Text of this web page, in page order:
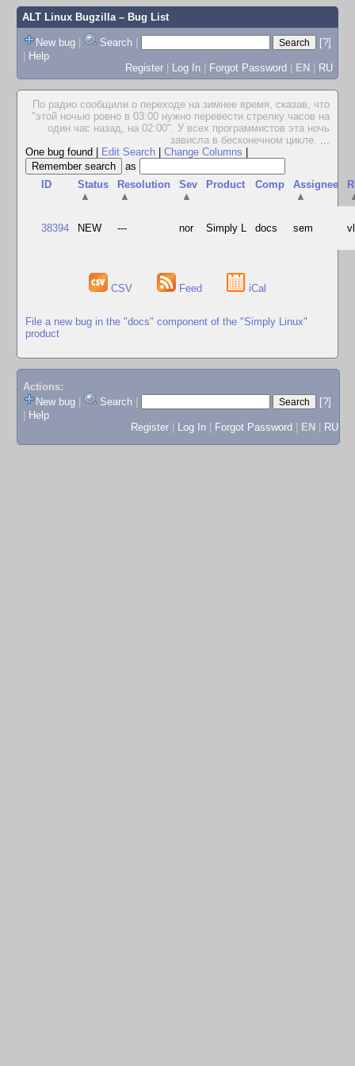
ALT Linux Bugzilla– Bug List
New bug | Search |
[?]
| Help
Register | Log In | Forgot Password | EN | RU
По радио сообщили о переходе на зимнее время, сказав, что
"этой ночью ровно в 03:00 нужно перевести стрелку часов на
один час назад, на 02:00". У всех программистов эта ночь
зависла в бесконечном цикле. ...
One bug found
Edit Search Change Columns
as
ID
Status
▲
Resolution
▲
Sev
▲
Product Comp
Assignee
▲
38394 NEW --- nor Simply L docs sem
CSV Feed iCal
File a new bug in the "docs" component of the "Simply Linux"
product
Actions:
New bug
Search
[?]
Help
Register
Log In Forgot Password EN RU